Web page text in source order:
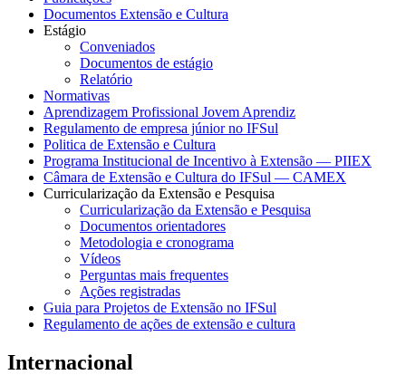
Documentos Extensão e Cultura
Estágio
Conveniados
Documentos de estágio
Relatório
Normativas
Aprendizagem Profissional Jovem Aprendiz
Regulamento de empresa júnior no IFSul
Politica de Extensão e Cultura
Programa Institucional de Incentivo à Extensão — PIIEX
Câmara de Extensão e Cultura do IFSul — CAMEX
Curricularização da Extensão e Pesquisa
Curricularização da Extensão e Pesquisa
Documentos orientadores
Metodologia e cronograma
Vídeos
Perguntas mais frequentes
Ações registradas
Guia para Projetos de Extensão no IFSul
Regulamento de ações de extensão e cultura
Internacional